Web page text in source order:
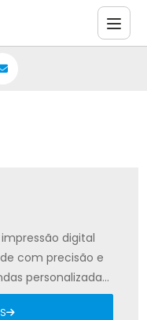
digital
com precisão e
personalizadas